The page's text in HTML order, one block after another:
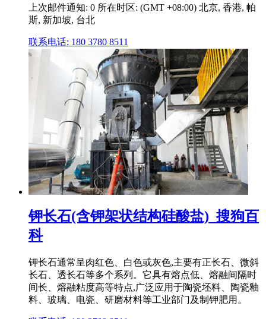
上次邮件通知: 0 所在时区: (GMT +08:00) 北京, 香港, 帕
斯, 新加坡, 台北
联系电话: 180 3780 8511
钾长石(含钾架状结构硅酸盐)_搜狗百
科
钾长石通常呈肉红色、白色或灰色,主要有正长石、微斜
长石、透长石等多个系列。它具有熔点低、熔融间隔时
间长、熔融粘度高等特点,广泛应用于陶瓷坯料、陶瓷釉
料、玻璃、电瓷、研磨材料等工业部门及制钾肥用。